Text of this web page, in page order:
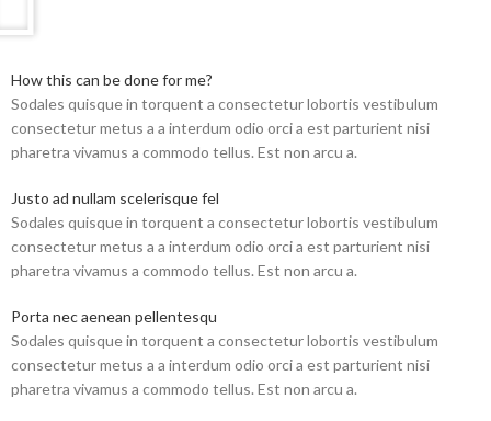
How this can be done for me?
Sodales quisque in torquent a consectetur lobortis vestibulum
consectetur metus a a interdum odio orci a est parturient nisi
pharetra vivamus a commodo tellus. Est non arcu a.
Justo ad nullam scelerisque fel
Sodales quisque in torquent a consectetur lobortis vestibulum
consectetur metus a a interdum odio orci a est parturient nisi
pharetra vivamus a commodo tellus. Est non arcu a.
Porta nec aenean pellentesqu
Sodales quisque in torquent a consectetur lobortis vestibulum
consectetur metus a a interdum odio orci a est parturient nisi
pharetra vivamus a commodo tellus. Est non arcu a.